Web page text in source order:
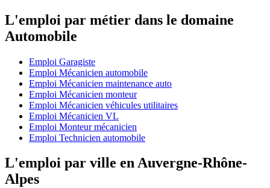
L'emploi par métier dans le domaine
Automobile
Emploi Garagiste
Emploi Mécanicien automobile
Emploi Mécanicien maintenance auto
Emploi Mécanicien monteur
Emploi Mécanicien véhicules utilitaires
Emploi Mécanicien VL
Emploi Monteur mécanicien
Emploi Technicien automobile
L'emploi par ville en Auvergne-Rhône-
Alpes